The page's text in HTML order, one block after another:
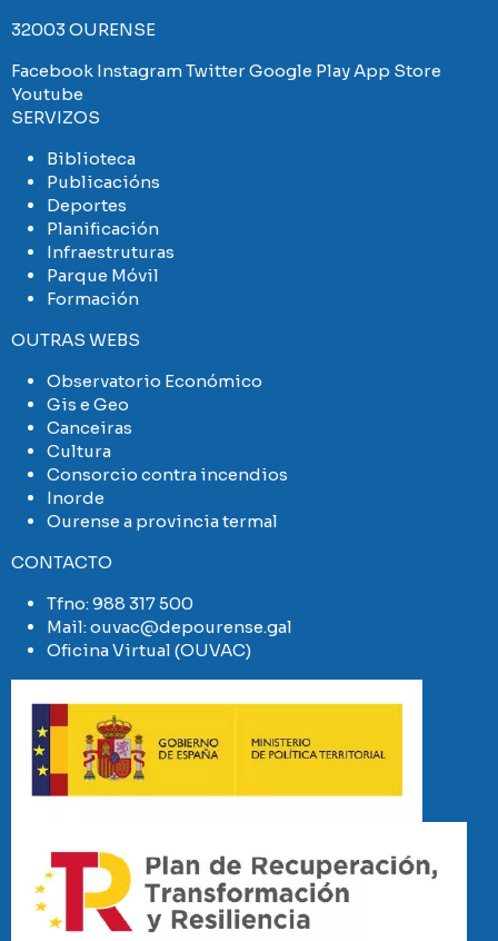
32003 OURENSE
Facebook InstagramTwitterGoogle PlayApp Store
Youtube
SERVIZOS
Biblioteca
Publicacións
Deportes
Planificación
Infraestruturas
Parque Móvil
Formación
OUTRAS WEBS
Observatorio Económico
Gis e Geo
Canceiras
Cultura
Consorcio contra incendios
Inorde
Ourense a provincia termal
CONTACTO
Tfno:988 317 500
Mail:ouvac@depourense.gal
Oficina Virtual (OUVAC)